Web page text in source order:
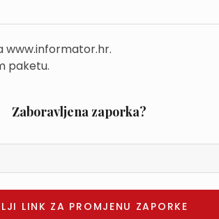
www.informator.hr.
paketu.
Zaboravljena zaporka?